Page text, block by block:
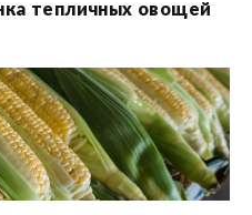
тепличных овощей